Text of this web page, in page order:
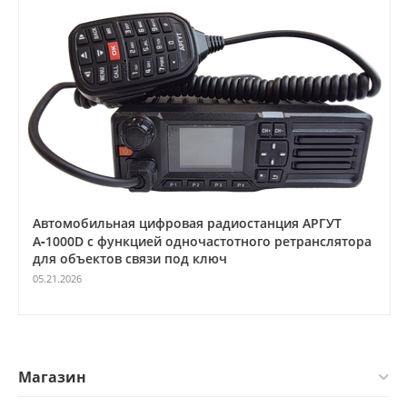
Автомобильная цифровая радиостанция АРГУТ
А‑1000D с функцией одночастотного ретранслятора
для объектов связи под ключ
05.21.2026
Магазин